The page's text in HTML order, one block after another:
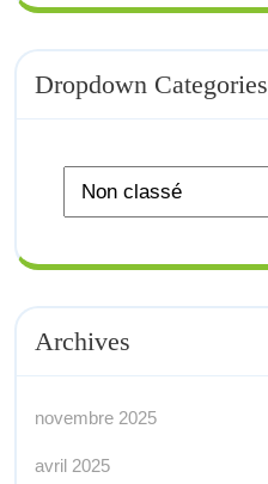
Dropdown Categories
Archives
novembre 2025
avril 2025